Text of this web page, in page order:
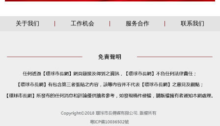
关于我们 工作机会 服务合作 联系我们